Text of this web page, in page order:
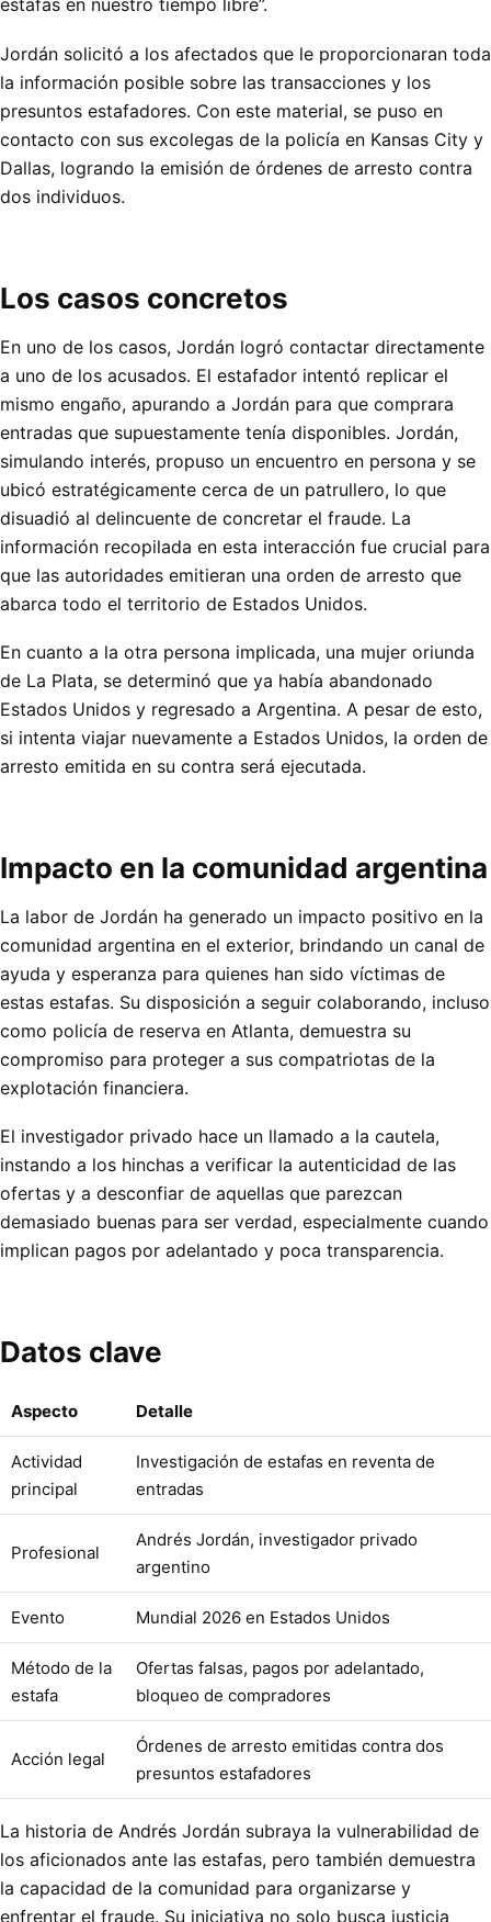
estafas en nuestro tiempo libre”.
Jordán solicitó a los afectados que le proporcionaran toda
la información posible sobre las transacciones y los
presuntos estafadores. Con este material, se puso en
contacto con sus excolegas de la policía en Kansas City y
Dallas, logrando la emisión de órdenes de arresto contra
dos individuos.
Los casos concretos
En uno de los casos, Jordán logró contactar directamente
a uno de los acusados. El estafador intentó replicar el
mismo engaño, apurando a Jordán para que comprara
entradas que supuestamente tenía disponibles. Jordán,
simulando interés, propuso un encuentro en persona y se
ubicó estratégicamente cerca de un patrullero, lo que
disuadió al delincuente de concretar el fraude. La
información recopilada en esta interacción fue crucial para
que las autoridades emitieran una orden de arresto que
abarca todo el territorio de Estados Unidos.
En cuanto a la otra persona implicada, una mujer oriunda
de La Plata, se determinó que ya había abandonado
Estados Unidos y regresado a Argentina. A pesar de esto,
si intenta viajar nuevamente a Estados Unidos, la orden de
arresto emitida en su contra será ejecutada.
Impacto en la comunidad argentina
La labor de Jordán ha generado un impacto positivo en la
comunidad argentina en el exterior, brindando un canal de
ayuda y esperanza para quienes han sido víctimas de
estas estafas. Su disposición a seguir colaborando, incluso
como policía de reserva en Atlanta, demuestra su
compromiso para proteger a sus compatriotas de la
explotación financiera.
El investigador privado hace un llamado a la cautela,
instando a los hinchas a verificar la autenticidad de las
ofertas y a desconfiar de aquellas que parezcan
demasiado buenas para ser verdad, especialmente cuando
implican pagos por adelantado y poca transparencia.
Datos clave
Aspecto Detalle
Actividad
principal
Investigación de estafas en reventa de
entradas
Profesional
Andrés Jordán, investigador privado
argentino
Evento Mundial 2026 en Estados Unidos
Método de la
estafa
Ofertas falsas, pagos por adelantado,
bloqueo de compradores
Acción legal
Órdenes de arresto emitidas contra dos
presuntos estafadores
La historia de Andrés Jordán subraya la vulnerabilidad de
los aficionados ante las estafas, pero también demuestra
la capacidad de la comunidad para organizarse y
enfrentar el fraude. Su iniciativa no solo busca justicia